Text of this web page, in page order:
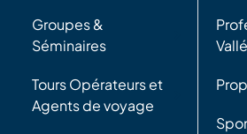
Groupes &
Séminaires
Tours Opérateurs et
Agents de voyage